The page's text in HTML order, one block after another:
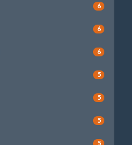
6
6
6
5
5
5
5